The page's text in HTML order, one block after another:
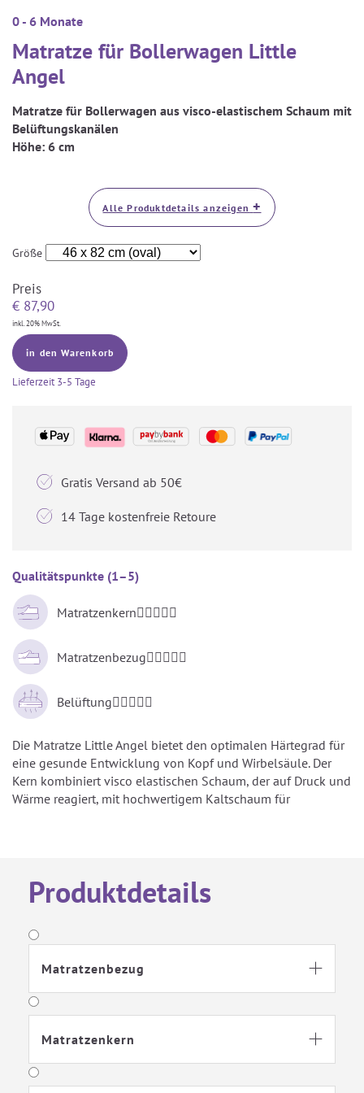
0 - 6 Monate
Matratze für Bollerwagen Little
Angel
Matratze für Bollerwagen aus visco-elastischem Schaum mit
Belüftungskanälen
Höhe: 6 cm
Alle Produktdetails anzeigen +
Größe
Preis
€ 87,90
inkl. 20% MwSt.
in den Warenkorb
Lieferzeit3-5 Tage
 Gratis Versand ab 50€
 14 Tage kostenfreie Retoure
Qualitätspunkte (1–5)
Matratzenkern
Matratzenbezug
Belüftung
Die Matratze Little Angel bietet den optimalen Härtegrad für
eine gesunde Entwicklung von Kopf und Wirbelsäule. Der
Kern kombiniert visco elastischen Schaum, der auf Druck und
Wärme reagiert, mit hochwertigem Kaltschaum für
Produktdetails
Matratzenbezug 
Matratzenkern 